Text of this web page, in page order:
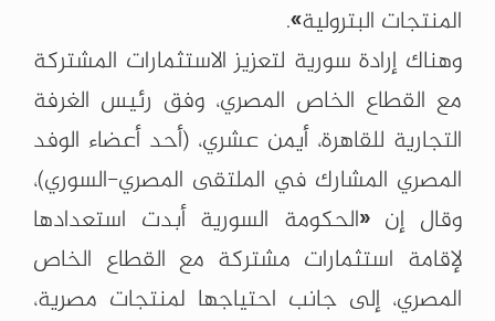
المنتجات البترولية».
وهناك إرادة سورية لتعزيز الاستثمارات المشتركة
مع القطاع الخاص المصري، وفق رئيس الغرفة
التجارية للقاهرة، أيمن عشري، (أحد أعضاء الوفد
المصري المشارك في الملتقى المصري-السوري)،
وقال إن «الحكومة السورية أبدت استعدادها
لإقامة استثمارات مشتركة مع القطاع الخاص
المصري، إلى جانب احتياجها لمنتجات مصرية،